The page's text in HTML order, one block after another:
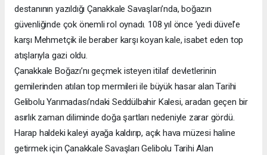
destanının yazıldığı Çanakkale Savaşları’nda, boğazın
güvenliğinde çok önemli rol oynadı. 108 yıl önce ’yedi düvel’e
karşı Mehmetçik ile beraber karşı koyan kale, isabet eden top
atışlarıyla gazi oldu.
Çanakkale Boğazı’nı geçmek isteyen itilaf devletlerinin
gemilerinden atılan top mermileri ile büyük hasar alan Tarihi
Gelibolu Yarımadası’ndaki Seddülbahir Kalesi, aradan geçen bir
asırlık zaman diliminde doğa şartları nedeniyle zarar gördü.
Harap haldeki kaleyi ayağa kaldırıp, açık hava müzesi haline
getirmek için Çanakkale Savaşları Gelibolu Tarihi Alan